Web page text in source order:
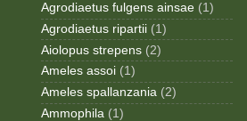
Agrodiaetus fulgens ainsae (1)
Agrodiaetus ripartii (1)
Aiolopus strepens (2)
Ameles assoi (1)
Ameles spallanzania (2)
Ammophila (1)